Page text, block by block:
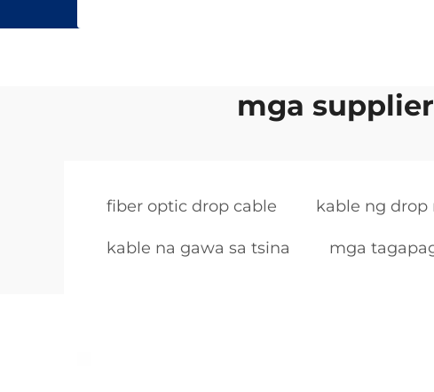
mga
fiber optic drop cable kable ng
kable na gawa sa tsina mga